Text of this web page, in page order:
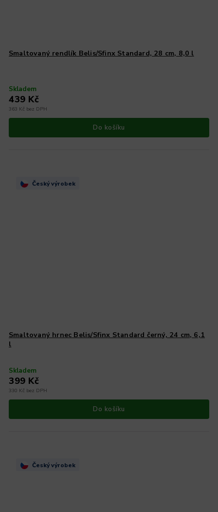
Smaltovaný rendlík Belis/Sfinx Standard, 28 cm, 8,0 l
Skladem
363 Kč bez DPH
439 Kč
Do košíku
Český výrobek
Smaltovaný hrnec Belis/Sfinx Standard černý, 24 cm, 6,1
l
Skladem
330 Kč bez DPH
399 Kč
Do košíku
Český výrobek